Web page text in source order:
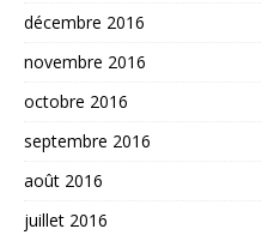
décembre 2016
novembre 2016
octobre 2016
septembre 2016
août 2016
juillet 2016